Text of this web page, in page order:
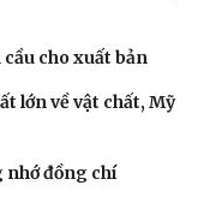
cho xuất bản
lớn về vật chất, Mỹ
nhớ đồng chí